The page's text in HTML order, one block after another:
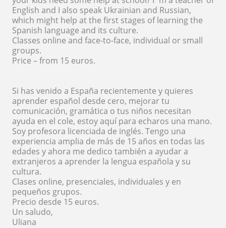
English and I also speak Ukrainian and Russian,
which might help at the first stages of learning the
Spanish language and its culture.
Classes online and face-to-face, individual or small
groups.
Price – from 15 euros.
Si has venido a España recientemente y quieres
aprender español desde cero, mejorar tu
comunicación, gramática o tus niños necesitan
ayuda en el cole, estoy aquí para echaros una mano.
Soy profesora licenciada de inglés. Tengo una
experiencia amplia de más de 15 años en todas las
edades y ahora me dedico también a ayudar a
extranjeros a aprender la lengua española y su
cultura.
Clases online, presenciales, individuales y en
pequeños grupos.
Precio desde 15 euros.
Un saludo,
Uliana